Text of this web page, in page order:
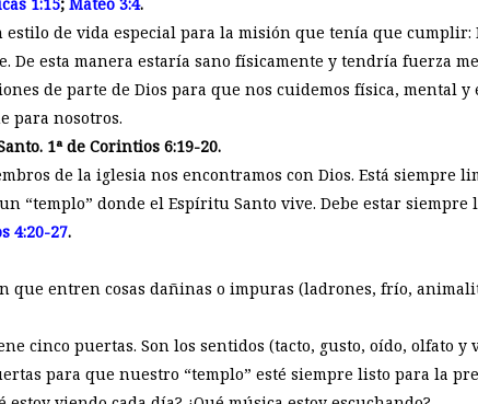
estilo de vida especial para la misión que tenía que
De esta manera estaría sano físicamente y tendría fuerza
de parte de Dios para que nos cuidemos física, mental
para nosotros.
1ª de Corintios 6:19-20.
de la iglesia nos encontramos con Dios. Está siempre
“templo” donde el Espíritu Santo vive. Debe estar siempre
4:20-27.
que entren cosas dañinas o impuras (ladrones, frío,
cinco puertas. Son los sentidos (tacto, gusto, oído, olfato y
para que nuestro “templo” esté siempre listo para la